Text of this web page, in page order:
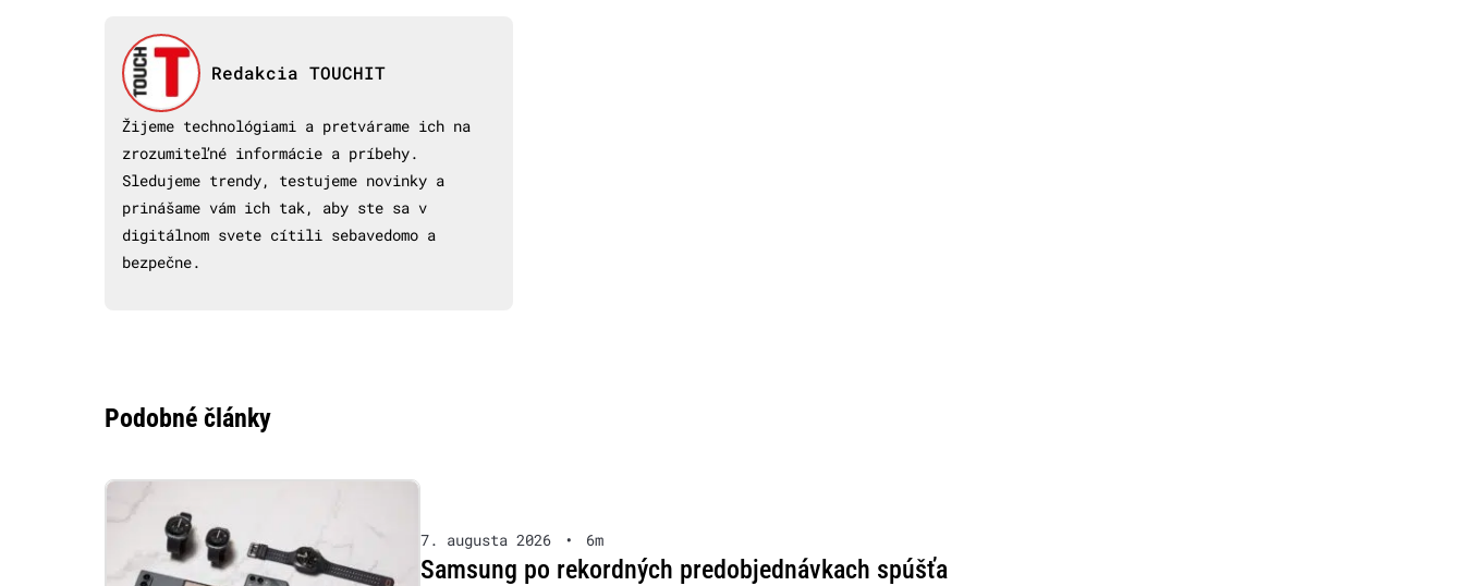
Redakcia TOUCHIT
Žijeme technológiami a pretvárame ich na
zrozumiteľné informácie a príbehy.
Sledujeme trendy, testujeme novinky a
prinášame vám ich tak, aby ste sa v
digitálnom svete cítili sebavedomo a
bezpečne.
Podobné články
7. augusta 2026 • 6m
Samsung po rekordných predobjednávkach spúšťa